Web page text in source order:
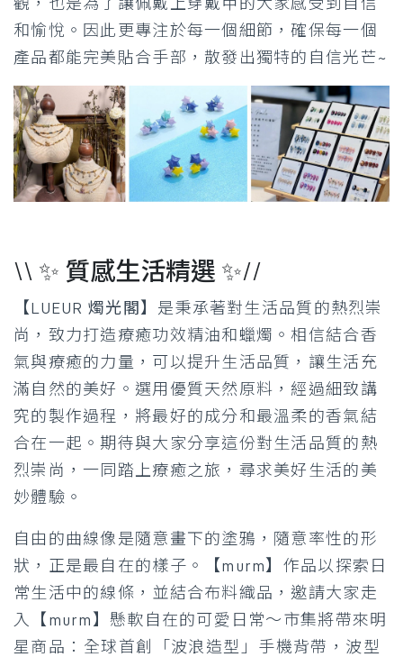
和愉悅。因此更專注於每一個細節，確保每一個
產品都能完美貼合手部，散發出獨特的自信光芒~
\\ ✨ 質感生活精選 ✨//
【LUEUR 燭光閣 】是秉承著對生活品質的熱烈崇
尚，致力打造療癒功效精油和蠟燭。相信結合香
氣與療癒的力量，可以提升生活品質，讓生活充
滿自然的美好。選用優質天然原料，經過細致講
究的製作過程，將最好的成分和最溫柔的香氣結
合在一起。期待與大家分享這份對生活品質的熱
烈崇尚，一同踏上療癒之旅，尋求美好生活的美
妙體驗。
自由的曲線像是隨意畫下的塗鴉，隨意率性的形
狀，正是最自在的樣子。
【murm】 作品以探索日
常生活中的線條，並結合布料織品，邀請大家走
入【murm】懸軟自在的可愛日常〜市集將帶來明
星商品：全球首創「波浪造型」手機背帶，波型